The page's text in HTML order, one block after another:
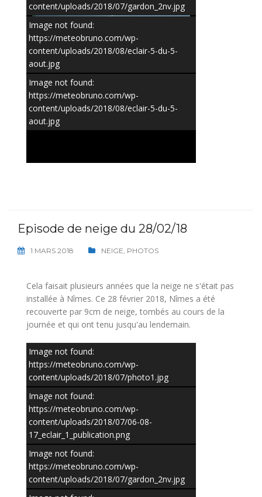
1 / 2
content/uploads/2018/07/gardon_2nv.jpg
Image not found:
https://meteobruno.com/wp-
content/uploads/2018/08/eclair-5-du-5-
aout.jpg
Image not found:
https://meteobruno.com/wp-
content/uploads/2018/08/eclair-5-du-5-
aout.jpg
Episode de neige du 28/02/18
1 MARS 2018 NEIGE, PHOTOS
Cela faisait plusieurs années que la neige ne s'était pas
installée à Nîmes. Ce 28 février 2018, Nîmes a été
recouverte par 9cm de neige, tombés au cours de la
journée et qui ont tenu jusqu'au lendemain.
Image not found:
https://meteobruno.com/wp-
content/uploads/2018/07/photo1.jpg
Image not found:
https://meteobruno.com/wp-
content/uploads/2018/07/06-08-
17_eclair_1_publication.png
Image not found:
https://meteobruno.com/wp-
content/uploads/2018/07/gardon_2nv.jpg